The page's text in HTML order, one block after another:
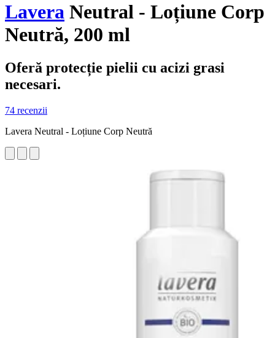
Lavera Neutral - Loțiune Corp
Neutră, 200 ml
Oferă protecție pielii cu acizi grasi
necesari.
74 recenzii
Lavera Neutral - Loțiune Corp Neutră